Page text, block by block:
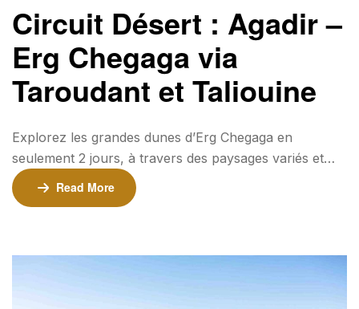
Circuit Désert : Agadir –
Erg Chegaga via
Taroudant et Taliouine
Explorez les grandes dunes d’Erg Chegaga en
seulement 2 jours, à travers des paysages variés et
des villes emblématiques comme Taroudant, Taliouine
et Foum Zguid. Ce circuit allie culture, aventure et
Read More